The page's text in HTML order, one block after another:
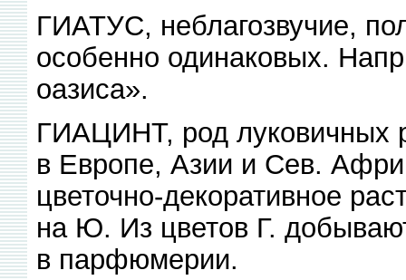
ГИАТУС, неблагозвучие,
особенно одинаковых.
оазиса».
ГИАЦИНТ, род луковичных
в Европе, Азии и Сев.
цветочно-декоративное
на Ю. Из цветов Г.
в парфюмерии.